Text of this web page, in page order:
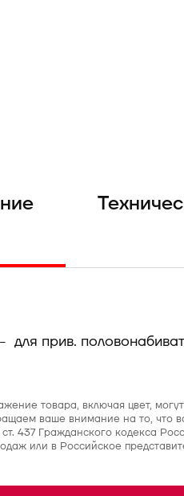
для прив.
товара, включая цвет,
ваше внимание на то, что
437 Гражданского кодекса
или в Российское